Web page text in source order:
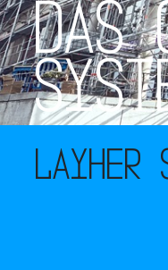
DAS
SYST